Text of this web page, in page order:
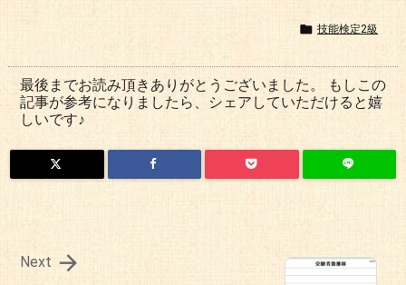
 技能検定2級
最後までお読み頂きありがとうございました。 もしこの
記事が参考になりましたら、シェアしていただけると嬉
しいです♪

Next